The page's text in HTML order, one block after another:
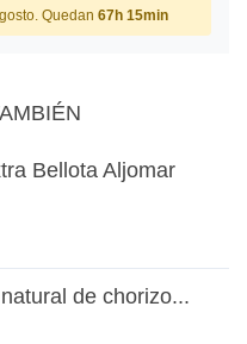
Quedan 67h 15min
Bellota Aljomar
de chorizo...